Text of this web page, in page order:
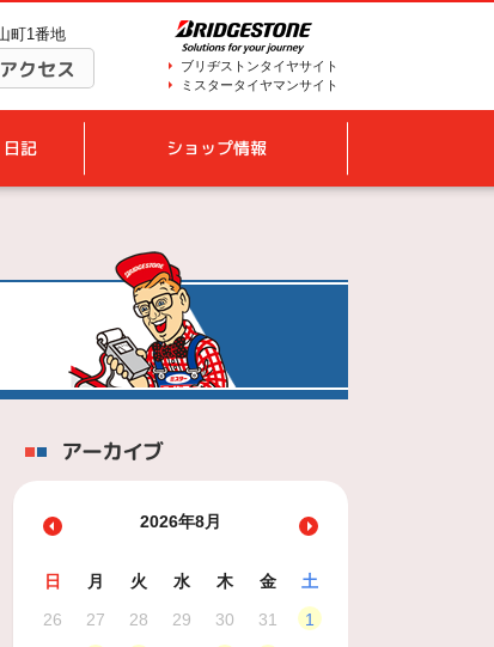
町1番地
アクセス
ブリヂストンタイヤサイト
ミスタータイヤマンサイト
記 ショップ情報
アーカイブ
2026年8月
日 月 火 水 木 金
土
26
27 28 29 30 31
1